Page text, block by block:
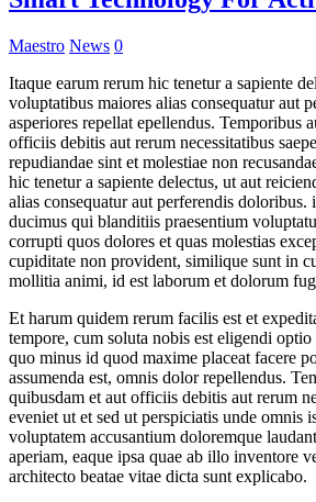
Maestro News 0
Itaque earum rerum hic tenetur a sapiente
voluptatibus maiores alias consequatur aut
asperiores repellat epellendus. Temporibus
officiis debitis aut rerum necessitatibus
repudiandae sint et molestiae non
hic tenetur a sapiente delectus, ut aut
alias consequatur aut perferendis doloribus.
ducimus qui blanditiis praesentium
corrupti quos dolores et quas molestias
cupiditate non provident, similique sunt in
mollitia animi, id est laborum et dolorum
Et harum quidem rerum facilis est et
tempore, cum soluta nobis est eligendi
quo minus id quod maxime placeat facere
assumenda est, omnis dolor repellendus.
quibusdam et aut officiis debitis aut rerum
eveniet ut et sed ut perspiciatis unde omnis
voluptatem accusantium doloremque
aperiam, eaque ipsa quae ab illo inventore
architecto beatae vitae dicta sunt explicabo.